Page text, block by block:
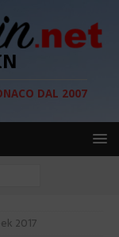
DAL 2007
2017